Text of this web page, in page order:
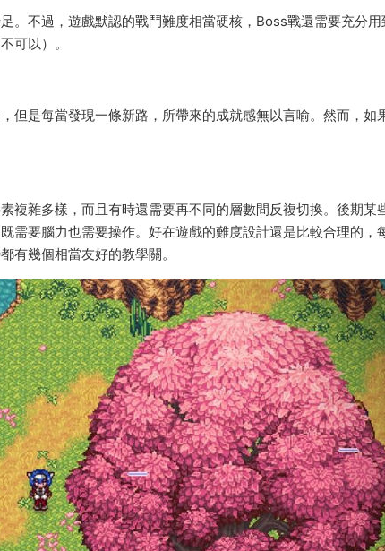
。不過，遊戲默認的戰鬥難度相當硬核，Boss戰還需要充分用
可以）。
但是每當發現一條新路，所帶來的成就感無以言喻。然而，如
複雜多樣，而且有時還需要再不同的層數間反複切換。後期某
需要腦力也需要操作。好在遊戲的難度設計還是比較合理的，
有幾個相當友好的教學關。